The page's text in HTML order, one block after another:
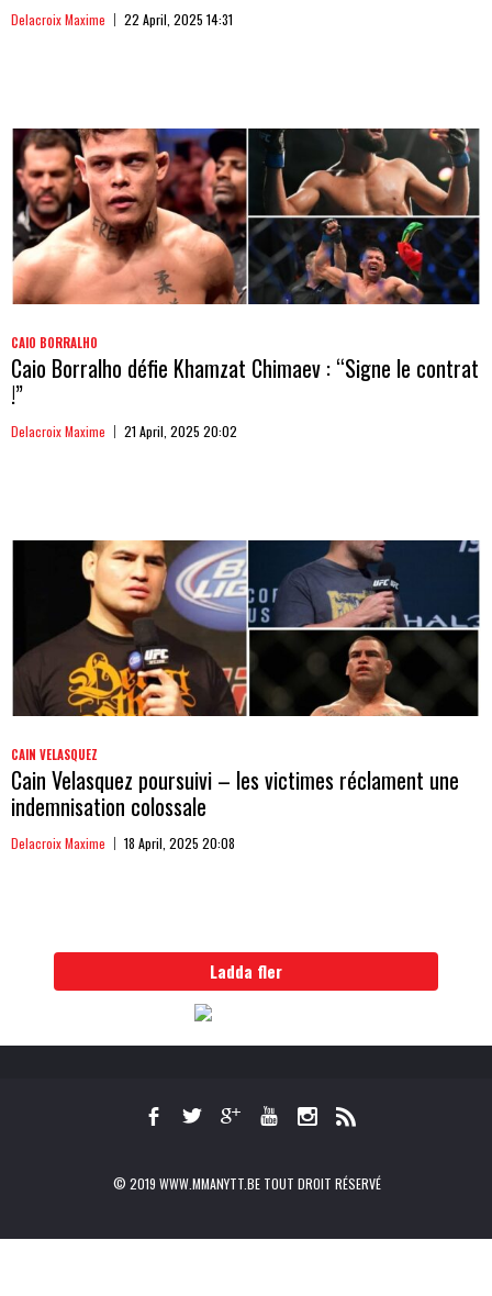
Delacroix Maxime 22 April, 2025 14:31
CAIO BORRALHO
Caio Borralho défie Khamzat Chimaev : “Signe le contrat
!”
Delacroix Maxime 21 April, 2025 20:02
CAIN VELASQUEZ
Cain Velasquez poursuivi – les victimes réclament une
indemnisation colossale
Delacroix Maxime 18 April, 2025 20:08
Ladda fler
© 2019 WWW.MMANYTT.BE TOUT DROIT RÉSERVÉ